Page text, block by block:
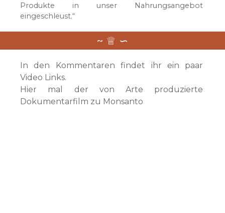
Produkte in unser Nahrungsangebot
eingeschleust.“
In den Kommentaren findet ihr ein paar
Video Links.
Hier mal der von Arte produzierte
Dokumentarfilm zu Monsanto